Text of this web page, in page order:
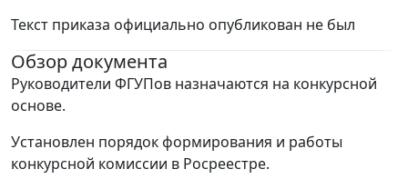
Текст приказа официально опубликован не был
Обзор документа
Руководители ФГУПов назначаются на конкурсной
основе.
Установлен порядок формирования и работы
конкурсной комиссии в Росреестре.